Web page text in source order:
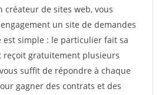
créateur de sites web, vous
un site de demandes
est simple : le particulier fait sa
reçoit gratuitement plusieurs
suffit de répondre à chaque
gagner des contrats et des